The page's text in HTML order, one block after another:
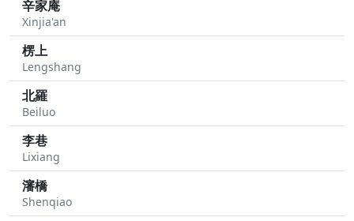
辛家庵
Xinjia'an
楞上
Lengshang
北羅
Beiluo
李巷
Lixiang
瀋橋
Shenqiao